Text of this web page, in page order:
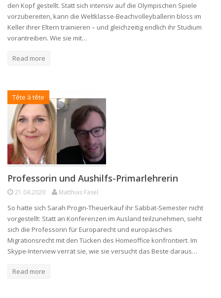
den Kopf gestellt. Statt sich intensiv auf die Olympischen Spiele
vorzubereiten, kann die Weltklasse-Beachvolleyballerin bloss im
Keller ihrer Eltern trainieren – und gleichzeitig endlich ihr Studium
vorantreiben. Wie sie mit…
Read more
Tête à tête
Professorin und Aushilfs-Primarlehrerin
21.04.2020 Matthias Fasel
So hatte sich Sarah Progin-Theuerkauf ihr Sabbat-Semester nicht
vorgestellt: Statt an Konferenzen im Ausland teilzunehmen, sieht
sich die Professorin für Europarecht und europäisches
Migrationsrecht mit den Tücken des Homeoffice konfrontiert. Im
Skype-Interview verrät sie, wie sie versucht das Beste daraus…
Read more